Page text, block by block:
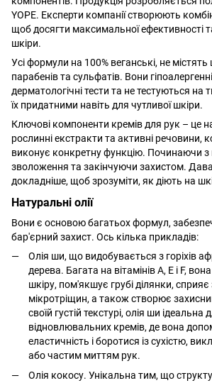
YOPE. Експерти компанії створюють
щоб досягти максимальної ефективності
шкіри.
Усі формули на 100% веганські, не
парабенів та сульфатів. Вони
дерматологічні тести та не тестуються
їх придатними навіть для чутливої шкіри.
Ключові компоненти кремів для рук – це
рослинні екстракти та активні речовини,
виконує конкретну функцію. Починаючи з
зволоження та закінчуючи захистом.
докладніше, щоб зрозуміти, як діють на
Натуральні олії
Вони є основою багатьох формул,
бар'єрний захист. Ось кілька прикладів:
Олія ши, що видобувається з горіхів
дерева. Багата на вітамінів A, E і F,
шкіру, пом'якшує грубі ділянки,
мікротріщин, а також створює
своїй густій текстурі, олія ши ідеальна
відновлювальних кремів, де вона
еластичність і боротися із сухістю,
або частим миттям рук.
Олія кокосу. Унікальна тим, що